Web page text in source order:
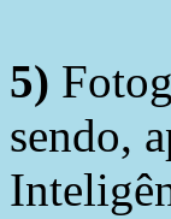
5)
sendo,